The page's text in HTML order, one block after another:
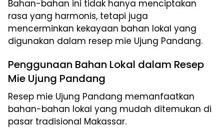
Bahan-bahan ini tidak hanya menciptakan
rasa yang harmonis, tetapi juga
mencerminkan kekayaan bahan lokal yang
digunakan dalam resep mie Ujung Pandang.
Penggunaan Bahan Lokal dalam Resep
Mie Ujung Pandang
Resep mie Ujung Pandang memanfaatkan
bahan-bahan lokal yang mudah ditemukan di
pasar tradisional Makassar.